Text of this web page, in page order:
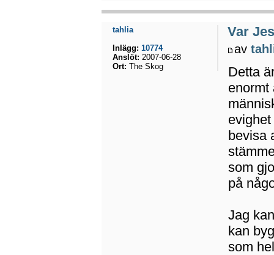
Var
av
Detta
enormt
bevisa
som
på
Jag
kan
som
tahlia
Inlägg: 10774
Anslöt: 2007-06-28
Ort: The Skog